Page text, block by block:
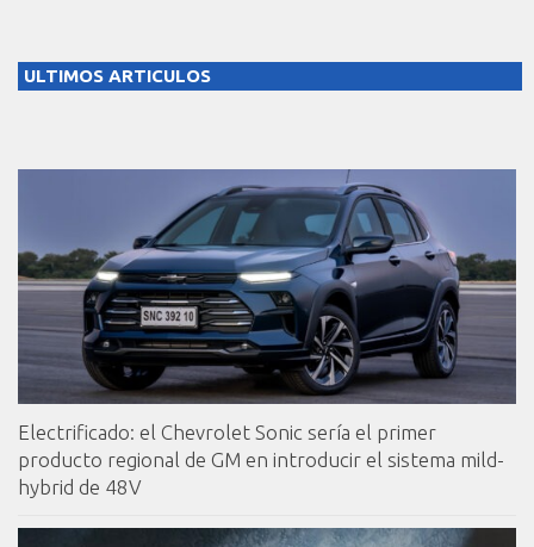
ULTIMOS ARTICULOS
Electrificado: el Chevrolet Sonic sería el primer
producto regional de GM en introducir el sistema mild-
hybrid de 48V